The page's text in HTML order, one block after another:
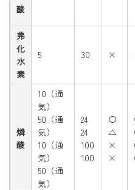
酸
弗
化
水
素
5 30 ×
燐
酸
10（通
気）
50（通
気）
10（通
気）
50（通
気）
24
24
100
100
〇
△
×
×